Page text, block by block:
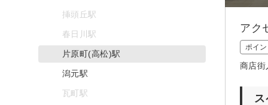
アク
ポイ
商店街
挿頭丘駅
春日川駅
片原町(高松)駅
潟元駅
瓦町駅